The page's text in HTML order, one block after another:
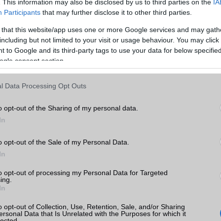
This information may also be disclosed by us to third parties on the
Participants that may further disclose it to other third parties.
that this website/app uses one or more Google services and may
but not limited to your visit or usage behaviour. You may
to Google and its third-party tags to use your data for below
consent section.
Data Processing Opt Outs
opt-out of the Sharing of my personal data.
opt-out of the Sale of my Personal Data.
opt-out of processing my Personal Data for Targeted
opt-out of Collection, Use, Retention, Sale, and/or Sharing
Data that Is Unrelated with the Purposes for which it
Kattints a balra nyílra a galéria folytatásához!
esetében ne keressük az S8-as QHD+ felbontást, az 1080×2220
képet biztosít, emiatt nem kell aggódni egy pillanatig sem,
miatt sem, ajnároztuk eleget már a megoldást, a feketét
szög, az extra magas fényerő, az élénk színek hozzák az
extra a Nougatban megjelent kékfény-szűrés, valamint az
(adaptív, AMOLED mozi, AMOLED fénykép és alap), ezek
nagyon hasznos, okosan összerakták. Kétféle fényerővel
nappali és az éjszakai használatot. Mutatja az órát, a dátumot,
az akkumulátor százalékos állapotát és az elmulasztott
az ikonra bökni kettőt és rögtön az adott alkalmazásba is dob.
használata, ugyanis a Galaxy S8-hoz képest az A8 (2018)-ból
teljes elő- és hátlapján Gorilla Glass 4 üveg található, így
a karcoktól a telefont, már csak a csúszóssága miatt is. A
keret rejti jobb oldalon a bekapcsoló-gombot, felette a
itt sokkal okosabb elhelyezést kapott, mintha az alsó élen lenne,